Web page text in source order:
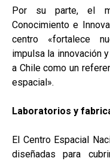
Por su parte, el
Conocimiento e
centro «fortalece
impulsa la innovación
a Chile como un
espacial».
Laboratorios y
El Centro Espacial
diseñadas para